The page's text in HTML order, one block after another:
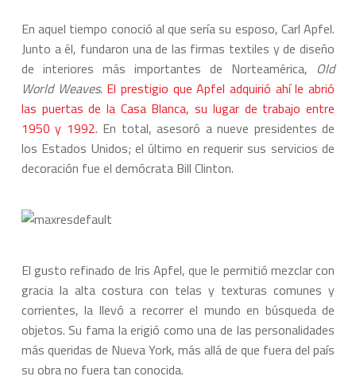
En aquel tiempo conoció al que sería su esposo, Carl Apfel.
Junto a él, fundaron una de las firmas textiles y de diseño
de interiores más importantes de Norteamérica, Old
World Weaves. El prestigio que Apfel adquirió ahí le abrió
las puertas de la Casa Blanca, su lugar de trabajo entre
1950 y 1992. En total, asesoró a nueve presidentes de
los Estados Unidos; el último en requerir sus servicios de
decoración fue el demócrata Bill Clinton.
El gusto refinado de Iris Apfel, que le permitió mezclar con
gracia la alta costura con telas y texturas comunes y
corrientes, la llevó a recorrer el mundo en búsqueda de
objetos. Su fama la erigió como una de las personalidades
más queridas de Nueva York, más allá de que fuera del país
su obra no fuera tan conocida.